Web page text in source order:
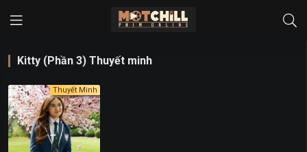
Kitty (Phần 3) Thuyết minh
Thuyết Minh